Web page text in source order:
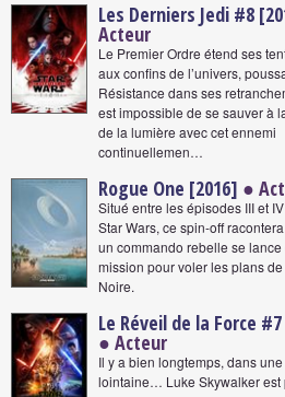
Les Derniers Jedi #8
Acteur
Le Premier Ordre étend ses
aux confins de l’univers,
Résistance dans ses
est impossible de se sauver à
de la lumière avec cet ennemi
continuellemen…
Rogue One [2016] ●
Situé entre les épisodes III et
Star Wars, ce spin-off
un commando rebelle se lance
mission pour voler les plans
Noire.
Le Réveil de la Force
● Acteur
Il y a bien longtemps, dans
lointaine… Luke Skywalker est